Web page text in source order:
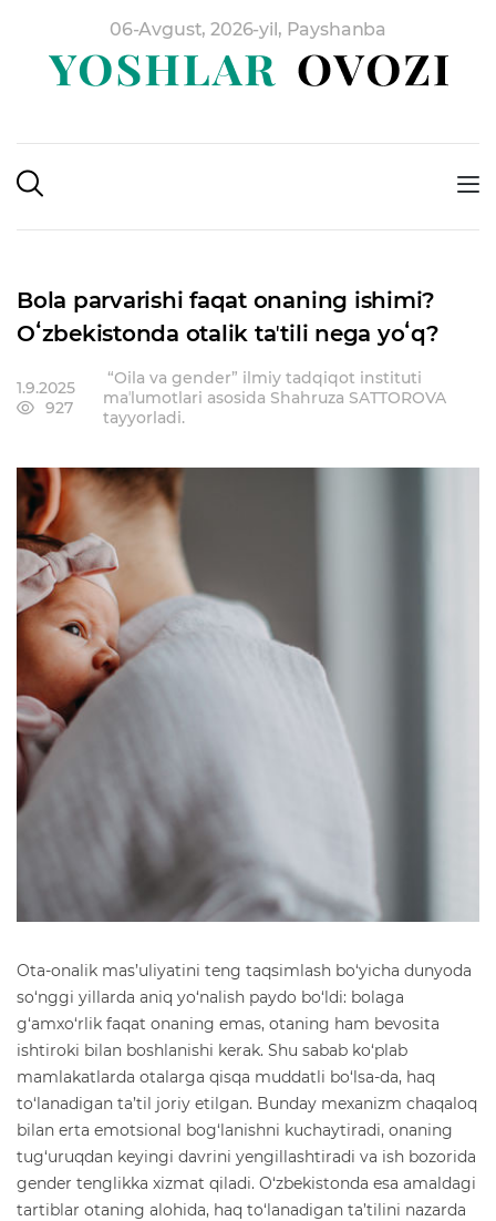
06-Avgust, 2026-yil, Payshanba
Bola parvarishi faqat onaning ishimi?
Oʻzbekistonda otalik taʼtili nega yoʻq?
1.9.2025
927
“Oila va gender” ilmiy tadqiqot instituti
maʼlumotlari asosida Shahruza SATTOROVA
tayyorladi.
Ota-onalik mas’uliyatini teng taqsimlash bo‘yicha dunyoda
so‘nggi yillarda aniq yo‘nalish paydo bo‘ldi: bolaga
g‘amxo‘rlik faqat onaning emas, otaning ham bevosita
ishtiroki bilan boshlanishi kerak. Shu sabab ko‘plab
mamlakatlarda otalarga qisqa muddatli bo‘lsa-da, haq
to‘lanadigan ta’til joriy etilgan. Bunday mexanizm chaqaloq
bilan erta emotsional bog‘lanishni kuchaytiradi, onaning
tug‘uruqdan keyingi davrini yengillashtiradi va ish bozorida
gender tenglikka xizmat qiladi. O‘zbekistonda esa amaldagi
tartiblar otaning alohida, haq to‘lanadigan ta’tilini nazarda